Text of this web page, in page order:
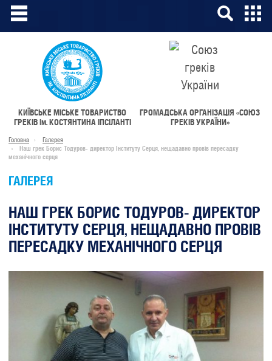
КИЇВСЬКЕ МІСЬКЕ ТОВАРИСТВО
ГРЕКІВім.КОСТЯНТИНА ІПСІЛАНТІ
ГРОМАДСЬКА ОРГАНІЗАЦІЯ «СОЮЗ
ГРЕКІВ УКРАЇНИ»
Головна
Галерея
Наш грек Борис Тодуров- директор Інституту Серця, нещадавно провів пересадку
механічного серця
ГАЛЕРЕЯ
НАШ ГРЕК БОРИС ТОДУРОВ- ДИРЕКТОР
ІНСТИТУТУ СЕРЦЯ, НЕЩАДАВНО ПРОВІВ
ПЕРЕСАДКУ МЕХАНІЧНОГО СЕРЦЯ